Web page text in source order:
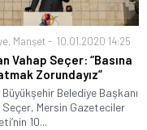
, Manşet 10.01.2020 14:25
Vahap Seçer: “Basına
Zorundayız”
Büyükşehir Belediye Başkanı
Seçer, Mersin Gazeteciler
10...